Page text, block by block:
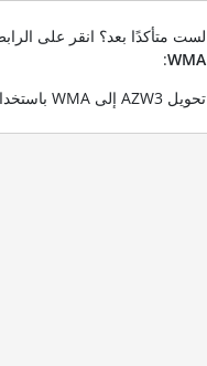
لست متأكدًا بعد؟ انقر على
WMA
:
تحويل AZW3 إلى WMA باستخدام ملف AZW3 التجريبي الخاص بنا